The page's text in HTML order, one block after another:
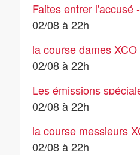
Faites entrer l'accusé
tuerie de Monfort
02/08 à 22h
la course dames
Championnat d'Europe
02/08 à 22h
Les émissions
Spéciale - Cinq morts
02/08 à 22h
la course messieurs
Championnat d'Europe
02/08 à 22h